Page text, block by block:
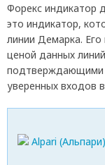
Форекс индикатор
это индикатор,
линии Демарка.
ценой данных
подтверждающими
уверенных входов